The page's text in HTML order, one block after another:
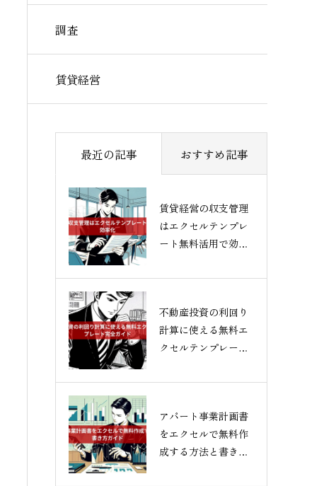
調査
賃貸経営
最近の記事 おすすめ記事
賃貸経営の収支管理
はエクセルテンプレ
ート無料活用で効率
不動産投資の利回り
計算に使える無料エ
クセルテンプレート
アパート事業計画書
をエクセルで無料作
成する方法と書き方